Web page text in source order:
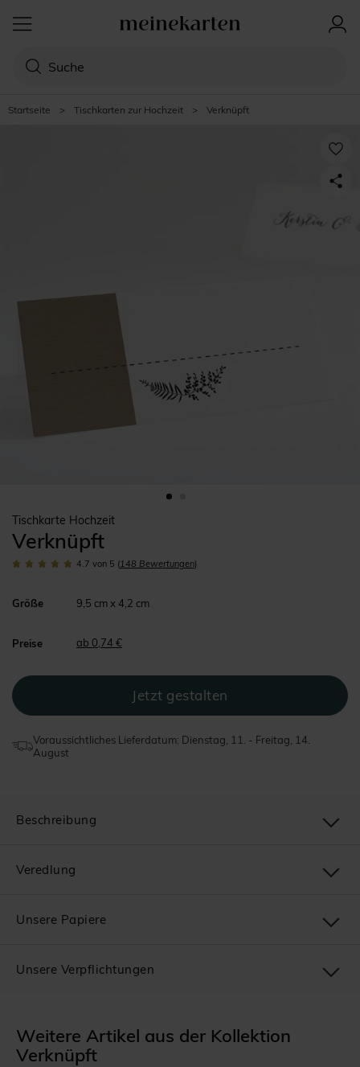
Startseite > Tischkarten zur Hochzeit > Verknüpft
Tischkarte Hochzeit
Verknüpft
4.7 von 5 (148 Bewertungen)
Größe 9,5 cm x 4,2 cm
Preise ab 0,74 €
Voraussichtliches Lieferdatum: Dienstag, 11. - Freitag, 14.
August
Weitere Artikel aus der Kollektion
Verknüpft
Beschreibung
Veredlung
Unsere Papiere
Unsere Verpflichtungen